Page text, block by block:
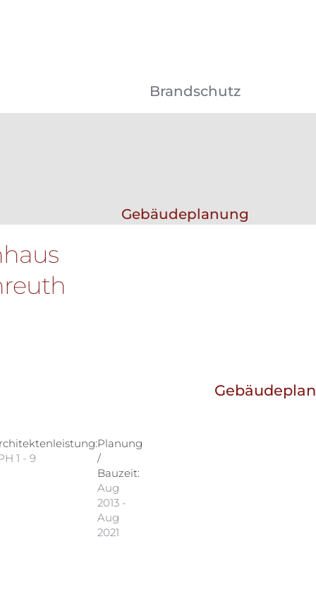
Brandschutz
Gebäudeplanung
1 - 9
Planung
/
Bauzeit:
Aug
2013 -
Aug
2021